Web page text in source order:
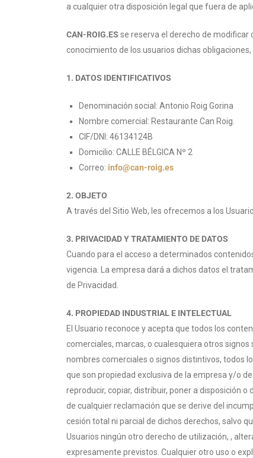
a cualquier otra disposición legal que fuera de
CAN-ROIG.ES se reserva el derecho de modificar
conocimiento de los usuarios dichas
1. DATOS IDENTIFICATIVOS
Denominación social: Antonio Roig Gorina
Nombre comercial: Restaurante Can Roig.
CIF/DNI: 46134124B
Domicilio: CALLE BÉLGICA Nº 2
Correo: info@can-roig.es
2. OBJETO
A través del Sitio Web, les ofrecemos a los
3. PRIVACIDAD Y TRATAMIENTO DE DATOS
Cuando para el acceso a determinados
vigencia. La empresa dará a dichos datos el
de Privacidad.
4. PROPIEDAD INDUSTRIAL E INTELECTUAL
El Usuario reconoce y acepta que todos los
comerciales, marcas, o cualesquiera otros
nombres comerciales o signos distintivos, todos
que son propiedad exclusiva de la empresa y/o
reproducir, copiar, distribuir, poner a disposición
de cualquier reclamación que se derive del
cesión total ni parcial de dichos derechos, salvo
Usuarios ningún otro derecho de utilización, ,
expresamente previstos. Cualquier otro uso o